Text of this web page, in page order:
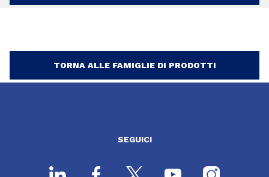
TORNA ALLE FAMIGLIE DI PRODOTTI
SEGUICI